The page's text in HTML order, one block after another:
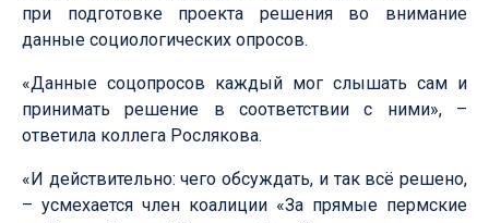
при подготовке проекта решения во внимание
данные социологических опросов.
«Данные соцопросов каждый мог слышать сам и
принимать решение в соответствии с ними», –
ответила коллега Рослякова.
«И действительно: чего обсуждать, и так всё решено,
– усмехается член коалиции «За прямые пермские